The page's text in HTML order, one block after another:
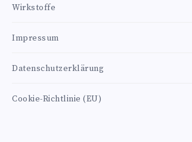
Wirkstoffe
Impressum
Datenschutzerklärung
Cookie-Richtlinie (EU)